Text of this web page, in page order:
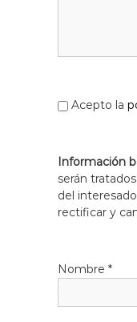
Acepto la
Información
serán
del
rectificar y
Nombre *